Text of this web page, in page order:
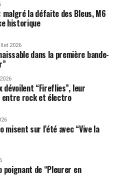
malgré la défaite des Bleus, M6
historique
2026
dans la première bande-
“Fireflies”, leur
entre rock et électro
misent sur l’été avec “Vive la
poignant de “Pleurer en